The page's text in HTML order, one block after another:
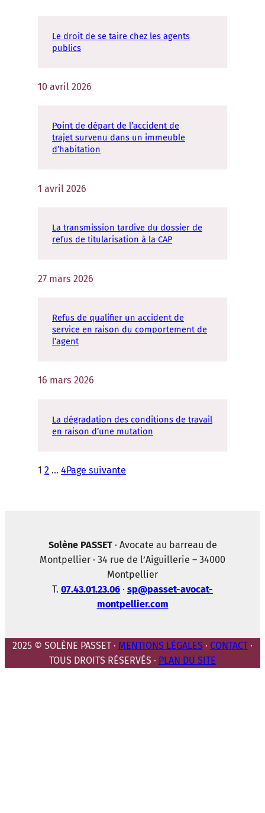
Le droit de se taire chez les agents
publics
10 avril 2026
Point de départ de l’accident de
trajet survenu dans un immeuble
d’habitation
1 avril 2026
La transmission tardive du dossier de
refus de titularisation à la CAP
27 mars 2026
Refus de qualifier un accident de
service en raison du comportement de
l’agent
16 mars 2026
La dégradation des conditions de travail
en raison d’une mutation
1 2 … 4Page suivante
Solène PASSET · Avocate au barreau de
Montpellier · 34 rue de l’Aiguillerie – 34000
Montpellier
T. 07.43.01.23.06 · sp@passet-avocat-
montpellier.com
2025 © SOLÈNE PASSET · MENTIONS LÉGALES · CONTACT ·
TOUS DROITS RÉSERVÉS · PLAN DU SITE